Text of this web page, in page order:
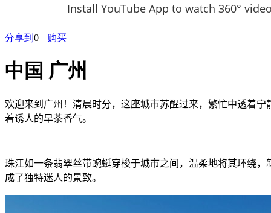
Install YouTube App to watch 360°
分享到 0 购买
中国 广州
欢迎来到广州！清晨时分，这座城市苏醒过来，繁忙中透着宁
着诱人的早茶香气。
珠江如一条翡翠丝带蜿蜒穿梭于城市之间，温柔地将其环绕，
成了独特迷人的景致。